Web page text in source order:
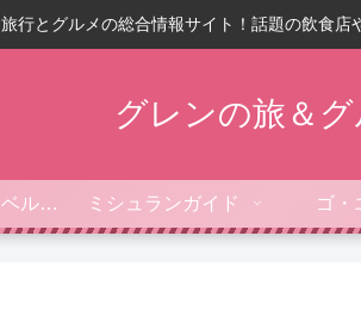
旅行とグルメの総合情報サイト！話題の飲食店
グレンの旅＆グ
フォーブス・トラベルガイド ミシュランガイド ゴ・